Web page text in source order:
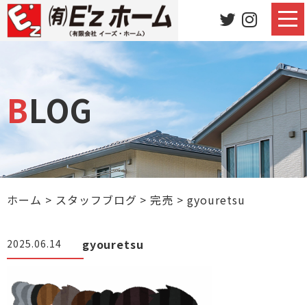
BLOG
ホーム > スタッフブログ > 完売 >gyouretsu
2025.06.14 gyouretsu